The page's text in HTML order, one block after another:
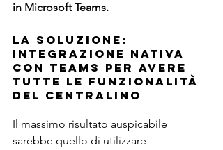
in Microsoft Teams.
La soluzione:
integrazione nativa
con Teams per avere
tutte le funzionalità
del centralino
Il massimo risultato auspicabile
sarebbe quello di utilizzare